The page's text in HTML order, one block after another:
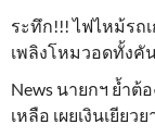
ระทึก!!! ไฟไหม้รถ
เพลิงโหมวอดทั้งคั
News นายกฯ ย้ำต้
เหลือ เผยเงินเยียว